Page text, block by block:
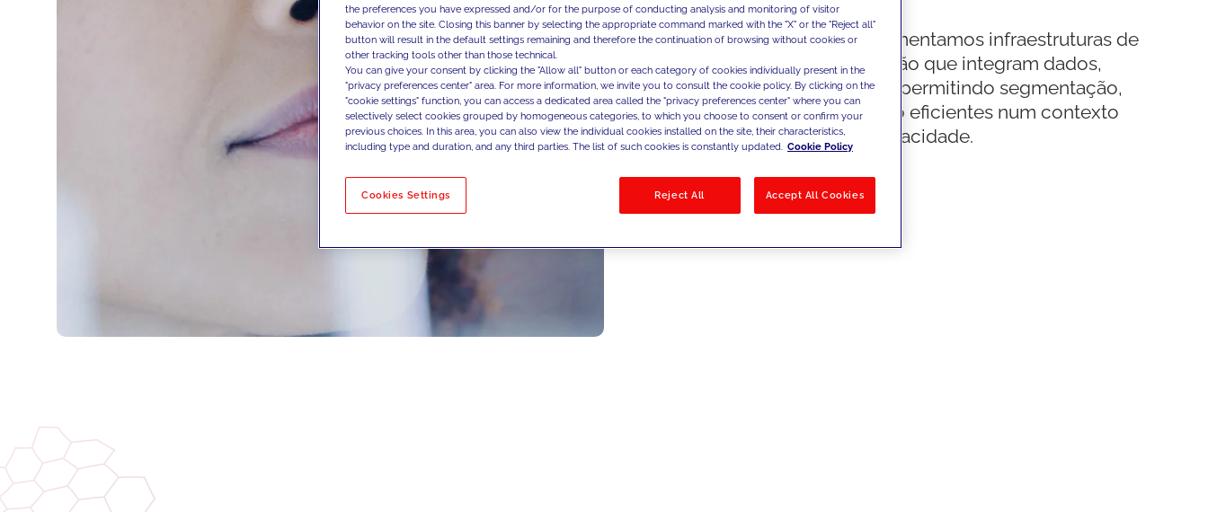
Projetamos e implementamos infraestruturas de
publicidade e ativação que integram dados,
media e tecnologia, permitindo segmentação,
execução e medição eficientes num contexto
orientado para a privacidade.
the preferences you have expressed and/or for the purpose of conducting analysis and monitoring of visitor
behavior on the site. Closing this banner by selecting the appropriate command marked with the "X" or the "Reject all"
button will result in the default settings remaining and therefore the continuation of browsing without cookies or
other tracking tools other than those technical.
You can give your consent by clicking the "Allow all" button or each category of cookies individually present in the
"privacy preferences center" area. For more information, we invite you to consult the cookie policy. By clicking on the
"cookie settings" function, you can access a dedicated area called the "privacy preferences center" where you can
selectively select cookies grouped by homogeneous categories, to which you choose to consent or confirm your
previous choices. In this area, you can also view the individual cookies installed on the site, their characteristics,
including type and duration, and any third parties. The list of such cookies is constantly updated. Cookie Policy
Cookies Settings Reject All Accept All Cookies